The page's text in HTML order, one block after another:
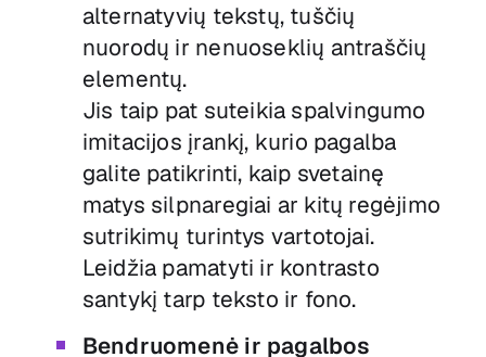
alternatyvių tekstų, tuščių
nuorodų ir nenuoseklių antraščių
elementų.
Jis taip pat suteikia spalvingumo
imitacijos įrankį, kurio pagalba
galite patikrinti, kaip svetainę
matys silpnaregiai ar kitų regėjimo
sutrikimų turintys vartotojai.
Leidžia pamatyti ir kontrasto
santykį tarp teksto ir fono.
Bendruomenė ir pagalbos